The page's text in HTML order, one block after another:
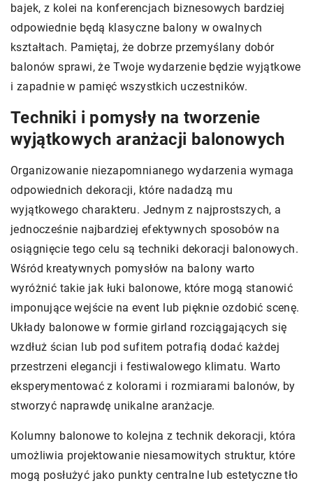
bajek, z kolei na konferencjach biznesowych bardziej
odpowiednie będą klasyczne balony w owalnych
kształtach. Pamiętaj, że dobrze przemyślany dobór
balonów sprawi, że Twoje wydarzenie będzie wyjątkowe
i zapadnie w pamięć wszystkich uczestników.
Techniki i pomysły na tworzenie
wyjątkowych aranżacji balonowych
Organizowanie niezapomnianego wydarzenia wymaga
odpowiednich dekoracji, które nadadzą mu
wyjątkowego charakteru. Jednym z najprostszych, a
jednocześnie najbardziej efektywnych sposobów na
osiągnięcie tego celu są techniki dekoracji balonowych.
Wśród kreatywnych pomysłów na balony warto
wyróżnić takie jak łuki balonowe, które mogą stanowić
imponujące wejście na event lub pięknie ozdobić scenę.
Układy balonowe w formie girland rozciągających się
wzdłuż ścian lub pod sufitem potrafią dodać każdej
przestrzeni elegancji i festiwalowego klimatu. Warto
eksperymentować z kolorami i rozmiarami balonów, by
stworzyć naprawdę unikalne aranżacje.
Kolumny balonowe to kolejna z technik dekoracji, która
umożliwia projektowanie niesamowitych struktur, które
mogą posłużyć jako punkty centralne lub estetyczne tło